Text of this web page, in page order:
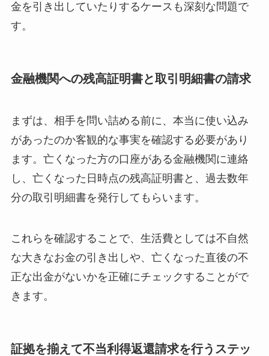
金を引き出していたりするケースも深刻な問題で
す。
金融機関への残高証明書と取引明細書の請求
まずは、相手を問い詰める前に、本当に使い込み
があったのか客観的な事実を確認する必要があり
ます。亡くなった方の口座がある金融機関に連絡
し、亡くなった日時点の残高証明書と、過去数年
分の取引明細書を発行してもらいます。
これらを確認することで、生活費としては不自然
な大きなお金の引き出しや、亡くなった直後の不
正な出金がないかを正確にチェックすることがで
きます。
証拠を揃えて不当利得返還請求を行うステッ